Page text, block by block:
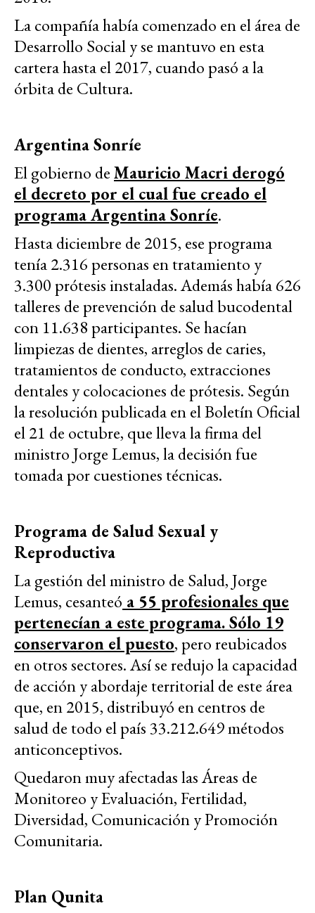
La compañía había comenzado en el área de
Desarrollo Social y se mantuvo en esta
cartera hasta el 2017, cuando pasó a la
órbita de Cultura.
Argentina Sonríe
El gobierno deMauricio Macri derogó
el decreto por el cual fue creado el
programa Argentina Sonríe.
Hasta diciembre de 2015, ese programa
tenía 2.316 personas en tratamiento y
3.300 prótesis instaladas. Además había 626
talleres de prevención de salud bucodental
con 11.638 participantes. Se hacían
limpiezas de dientes, arreglos de caries,
tratamientos de conducto, extracciones
dentales y colocaciones de prótesis. Según
la resolución publicada en el Boletín Oficial
el 21 de octubre, que lleva la firma del
ministro Jorge Lemus, la decisión fue
tomada por cuestiones técnicas.
Programa de Salud Sexual y
Reproductiva
La gestión del ministro de Salud, Jorge
Lemus, cesanteó a 55 profesionales que
pertenecían a este programa. Sólo 19
conservaron el puesto, pero reubicados
en otros sectores. Así se redujo la capacidad
de acción y abordaje territorial de este área
que, en 2015, distribuyó en centros de
salud de todo el país 33.212.649 métodos
anticonceptivos.
Quedaron muy afectadas las Áreas de
Monitoreo y Evaluación, Fertilidad,
Diversidad, Comunicación y Promoción
Comunitaria.
Plan Qunita